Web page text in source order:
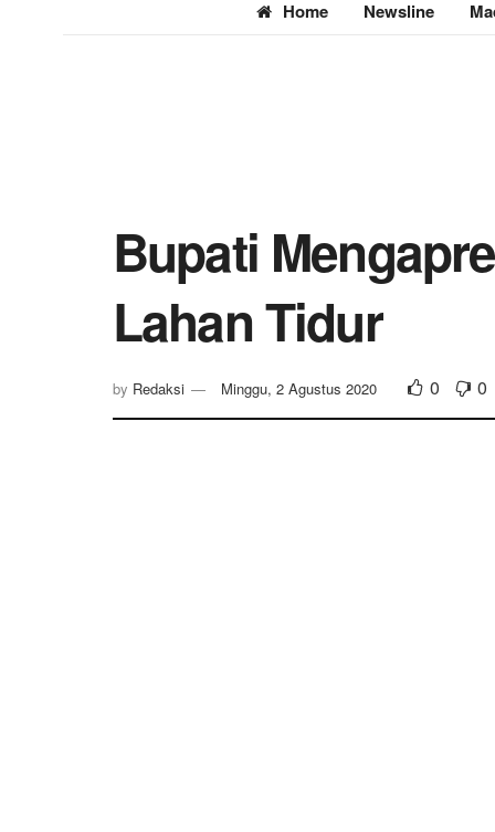
Home Newsline
Bupati
Lahan Tidur
by Redaksi Minggu, 2 Agustus 2020 0 0